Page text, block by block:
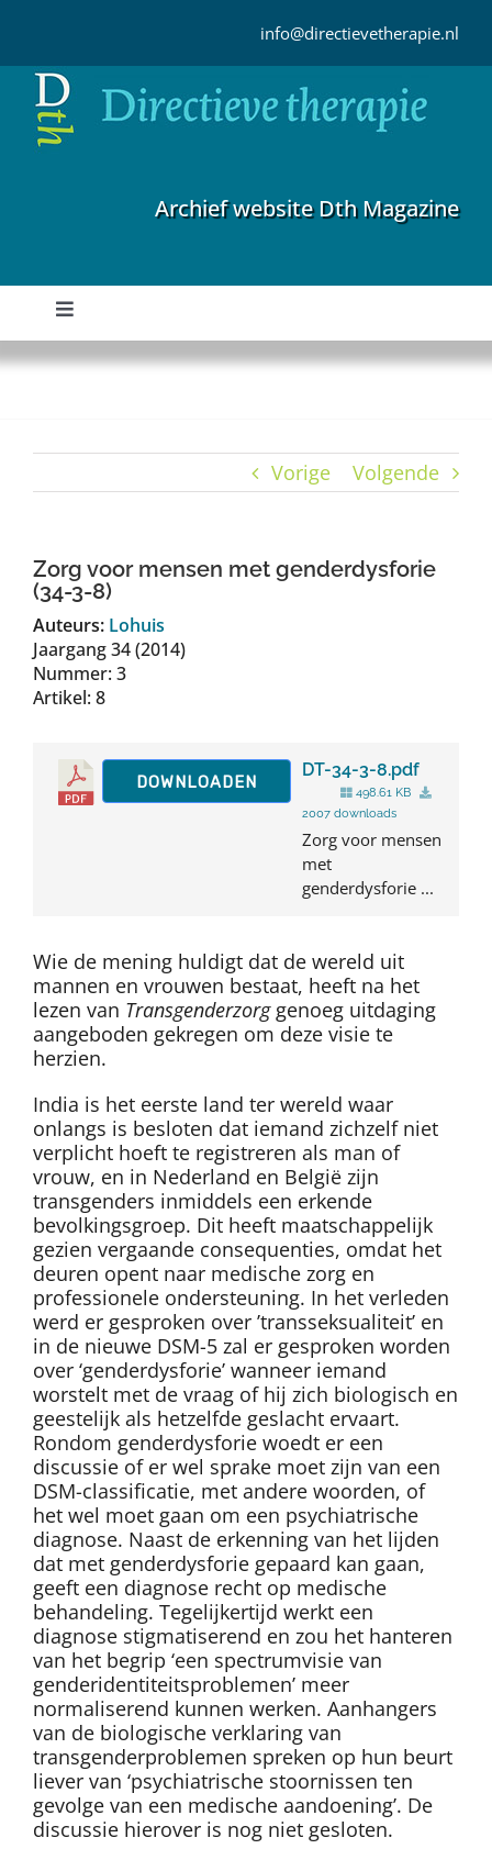
inhoud
info@directievetherapie.nl
Archief website Dth Magazine
Toggle
Navigation
Home
TDT Overzicht
Over Dth
Vorige Volgende
Zorg voor mensen met genderdysforie
(34-3-8)
Auteurs: Lohuis
Jaargang 34 (2014)
Nummer: 3
Artikel: 8
DOWNLOADEN
DT-34-3-8.pdf
498.61 KB
2007 downloads
Zorg voor mensen
met
genderdysforie ...
Wie de mening huldigt dat de wereld uit
mannen en vrouwen bestaat, heeft na het
lezen van Transgenderzorggenoeg uitdaging
aangeboden gekregen om deze visie te
herzien.
India is het eerste land ter wereld waar
onlangs is besloten dat iemand zichzelf niet
verplicht hoeft te registreren als man of
vrouw, en in Nederland en België zijn
transgenders inmiddels een erkende
bevolkingsgroep. Dit heeft maatschappelijk
gezien vergaande consequenties, omdat het
deuren opent naar medische zorg en
professionele ondersteuning. In het verleden
werd er gesproken over ’transseksualiteit’ en
in de nieuwe DSM-5 zal er gesproken worden
over ‘genderdysforie’ wanneer iemand
worstelt met de vraag of hij zich biologisch en
geestelijk als hetzelfde geslacht ervaart.
Rondom genderdysforie woedt er een
discussie of er wel sprake moet zijn van een
DSM-classificatie, met andere woorden, of
het wel moet gaan om een psychiatrische
diagnose. Naast de erkenning van het lijden
dat met genderdysforie gepaard kan gaan,
geeft een diagnose recht op medische
behandeling. Tegelijkertijd werkt een
diagnose stigmatiserend en zou het hanteren
van het begrip ‘een spectrumvisie van
genderidentiteitsproblemen’ meer
normaliserend kunnen werken. Aanhangers
van de biologische verklaring van
transgenderproblemen spreken op hun beurt
liever van ‘psychiatrische stoornissen ten
gevolge van een medische aandoening’. De
discussie hierover is nog niet gesloten.